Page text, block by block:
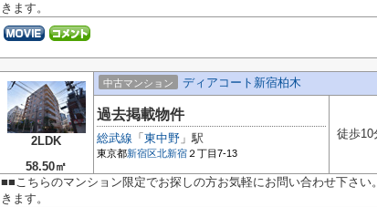
きます。
2LDK
58.50㎡
中古マンション ディアコート新宿柏木
過去掲載物件
総武線 「 東中野 」駅
東京都新宿区北新宿 ２丁目7-13
徒歩10
■■こちらのマンション限定でお探しの方お気軽にお問い合わせ下さ
きます。